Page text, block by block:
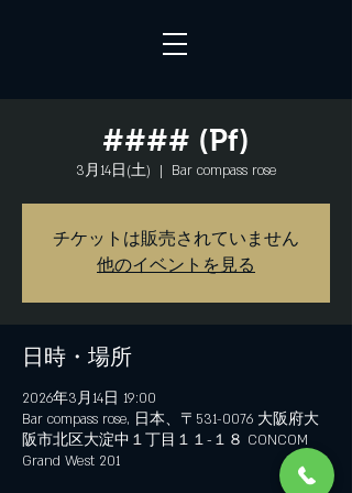
#### (Pf)
3月14日(土)
  |
Bar compass rose
チケットは販売されていません
他のイベントを見る
日時・場所
2026年3月14日 19:00
Bar compass rose, 日本、〒531-0076 大阪府大
阪市北区大淀中１丁目１１−１８ CONCOM
Grand West 201